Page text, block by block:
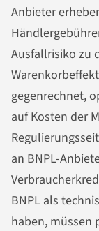
Anbieter
Ausfallrisiko zu
gegenrechnet,
auf Kosten der
an BNPL-
BNPL als
haben, müssen